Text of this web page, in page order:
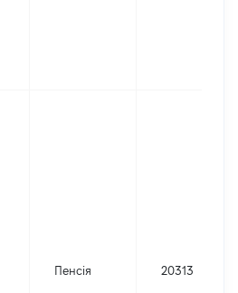
Пенсія 20313